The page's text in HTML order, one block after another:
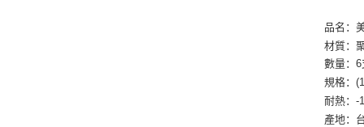
品名：
材質：
數量：6
規格：
耐熱：-
產地：